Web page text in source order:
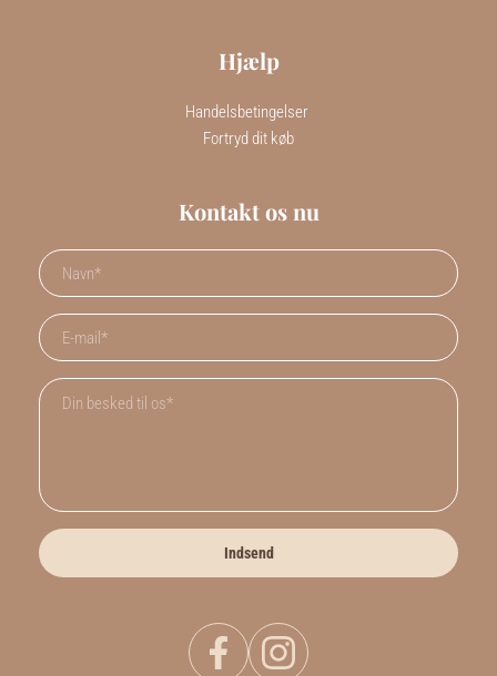
Hjælp
Handelsbetingelser
Fortryd dit køb
Kontakt os nu
Indsend